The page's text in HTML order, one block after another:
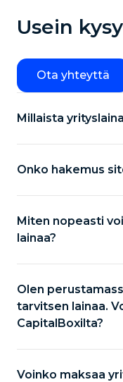
Usein
Ota yhteyttä
Millaista
Onko hakemus
Miten nopeasti
lainaa?
Olen
tarvitsen lainaa.
CapitalBoxilta?
Voinko maksaa